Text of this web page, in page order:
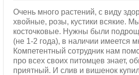
Очень много растений, с виду
хвойные, розы, кустики всякие.
косточковые. Нужны были
(не 1-2 года), в наличии имеется
Компетентный сотрудник нам
про всех своих питомцев знает,
приятный. И слив и вишенок